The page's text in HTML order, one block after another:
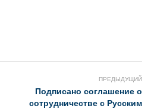
ПРЕДЫДУЩИЙ
Подписано соглашение о
сотрудничестве с Русским